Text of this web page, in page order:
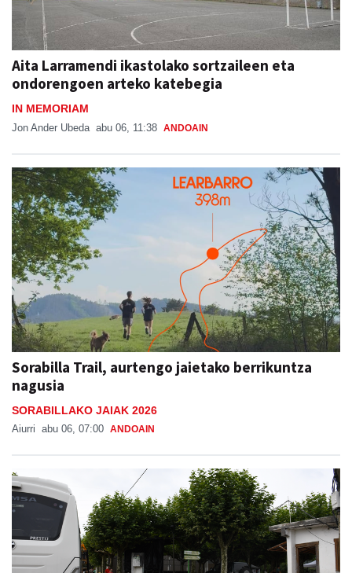
Aita Larramendi ikastolako sortzaileen eta
ondorengoen arteko katebegia
IN MEMORIAM
Jon Ander Ubeda abu 06, 11:38 ANDOAIN
Sorabilla Trail, aurtengo jaietako berrikuntza
nagusia
SORABILLAKO JAIAK 2026
Aiurri abu 06, 07:00 ANDOAIN